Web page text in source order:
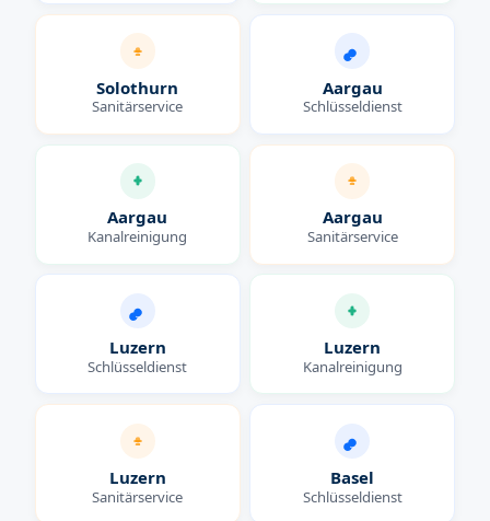
Solothurn
Sanitärservice
Aargau
Schlüsseldienst
Aargau
Kanalreinigung
Aargau
Sanitärservice
Luzern
Schlüsseldienst
Luzern
Kanalreinigung
Luzern
Sanitärservice
Basel
Schlüsseldienst